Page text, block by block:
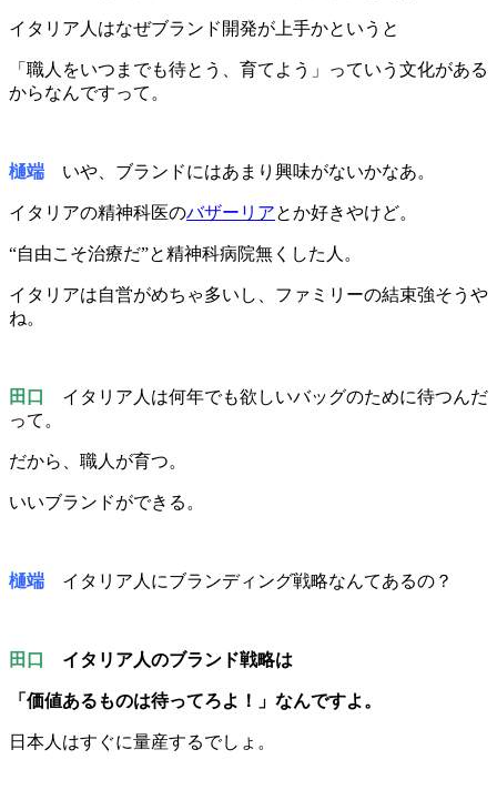
イタリア人はなぜブランド開発が上手かというと
「職人をいつまでも待とう、育てよう」っていう文化がある
からなんですって。
樋端 いや、ブランドにはあまり興味がないかなあ。
イタリアの精神科医のバザーリアとか好きやけど。
“自由こそ治療だ”と精神科病院無くした人。
イタリアは自営がめちゃ多いし、ファミリーの結束強そうや
ね。
田口
イタリア人は何年でも欲しいバッグのために待つんだ
って。
だから、職人が育つ。
いいブランドができる。
樋端 イタリア人にブランディング戦略なんてあるの？
田口 イタリア人のブランド戦略は
「価値あるものは待ってろよ！」なんですよ。
日本人はすぐに量産するでしょ。